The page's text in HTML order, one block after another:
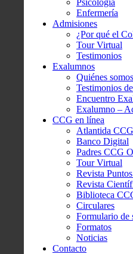
Psicología
Enfermería
Admisiones
¿Por qué el
Tour Virtual
Testimonios
Exalumnos
Quiénes somos
Testimonios
Encuentro
Exalumno –
CCG en línea
Atlantida CCG
Banco Digital
Padres CCG
Tour Virtual
Revista
Revista
Biblioteca
Circulares
Formulario de
Formatos
Noticias
Contacto